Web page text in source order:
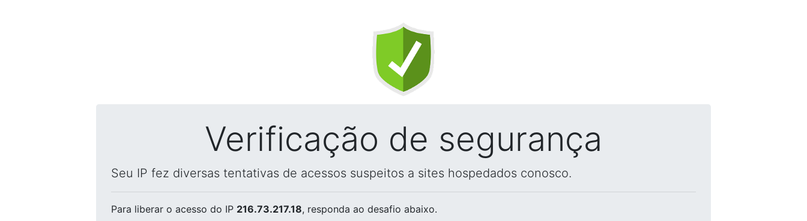
Verificação de segurança
Seu IP fez diversas tentativas de acessos suspeitos a sites hospedados conosco.
Para liberar o acesso do IP 216.73.217.18, responda ao desafio abaixo.